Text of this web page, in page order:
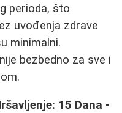
perioda, što
uvođenja zdrave
minimalni.
bezbedno za sve i
15 Dana -